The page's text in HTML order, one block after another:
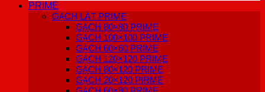
PRIME
GẠCH LÁT PRIME
GẠCH 80×80 PRIME
GẠCH 100×100 PRIME
GẠCH 60×60 PRIME
GẠCH 120×120 PRIME
GẠCH 80×120 PRIME
GẠCH 20×120 PIRME